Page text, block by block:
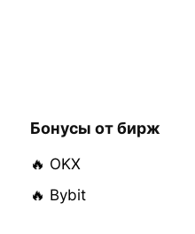
Бонусы от бирж
🔥 OKX
🔥 Bybit